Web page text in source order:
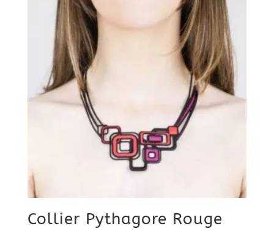
Collier Pythagore Rouge